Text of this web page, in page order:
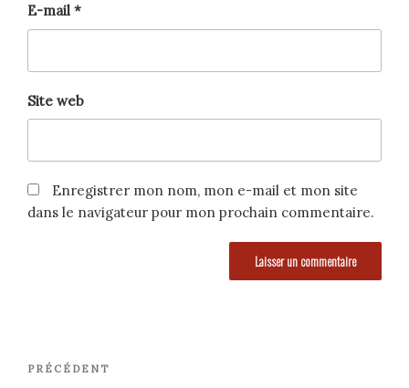
E-mail *
Site web
Enregistrer mon nom, mon e-mail et mon site
dans le navigateur pour mon prochain commentaire.
Navigation
Article
PRÉCÉDENT